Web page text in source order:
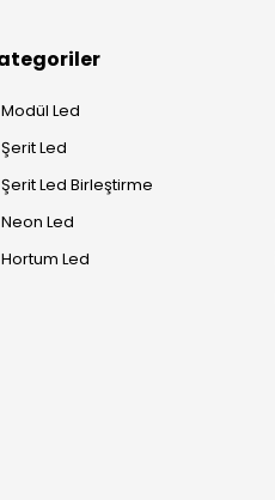
Modül Led
Şerit Led
Şerit Led Birleştirme
Neon Led
Hortum Led